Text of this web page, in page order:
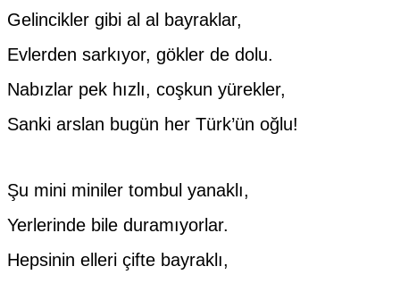
Gelincikler gibi al al bayraklar,
Evlerden sarkıyor, gökler de dolu.
Nabızlar pek hızlı, coşkun yürekler,
Sanki arslan bugün her Türk’ün oğlu!
Şu mini miniler tombul yanaklı,
Yerlerinde bile duramıyorlar.
Hepsinin elleri çifte bayraklı,